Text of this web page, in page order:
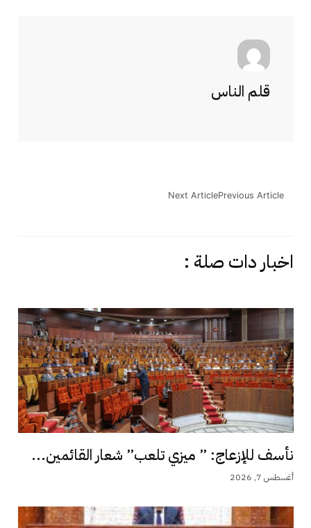
قلم الناس
Previous Article
Next Article
اخبار دات صلة :
نأسف للإزعاج: ” ميزي تلعب” شعار القائمين...
أغسطس 7, 2026